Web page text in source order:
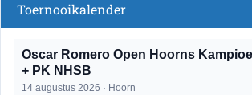
Toernooikalender
Oscar Romero Open Hoorns
+ PK NHSB
14 augustus 2026 · Hoorn